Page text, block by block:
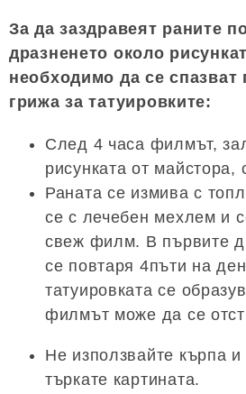
За да заздравеят раните
дразненето около
необходимо да се спазват
грижа за татуировките:
След 4 часа филмът,
рисунката от майстора,
Раната се измива с
се с лечебен мехлем и
свеж филм. В първите
се повтаря 4пъти на
татуировката се
филмът може да се
Не използвайте кърпа и
търкате картината.